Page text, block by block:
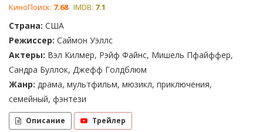
КиноПоиск: 7.68 IMDB: 7.1
Страна: США
Режиссер: Саймон Уэллс
Актеры: Вэл Килмер, Рэйф Файнс, Мишель Пфайффер,
Сандра Буллок, Джефф Голдблюм
Жанр: драма, мультфильм, мюзикл, приключения,
семейный, фэнтези
Описание Трейлер